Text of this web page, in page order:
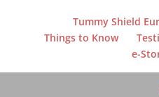
Tummy Shield
Things to Know
e-